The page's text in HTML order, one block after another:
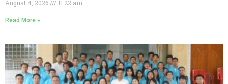
August 4, 2026 11:22 am
Read More »